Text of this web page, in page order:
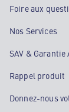
Foire aux
Nos Services
SAV & Garantie
Rappel produit
Donnez-nous